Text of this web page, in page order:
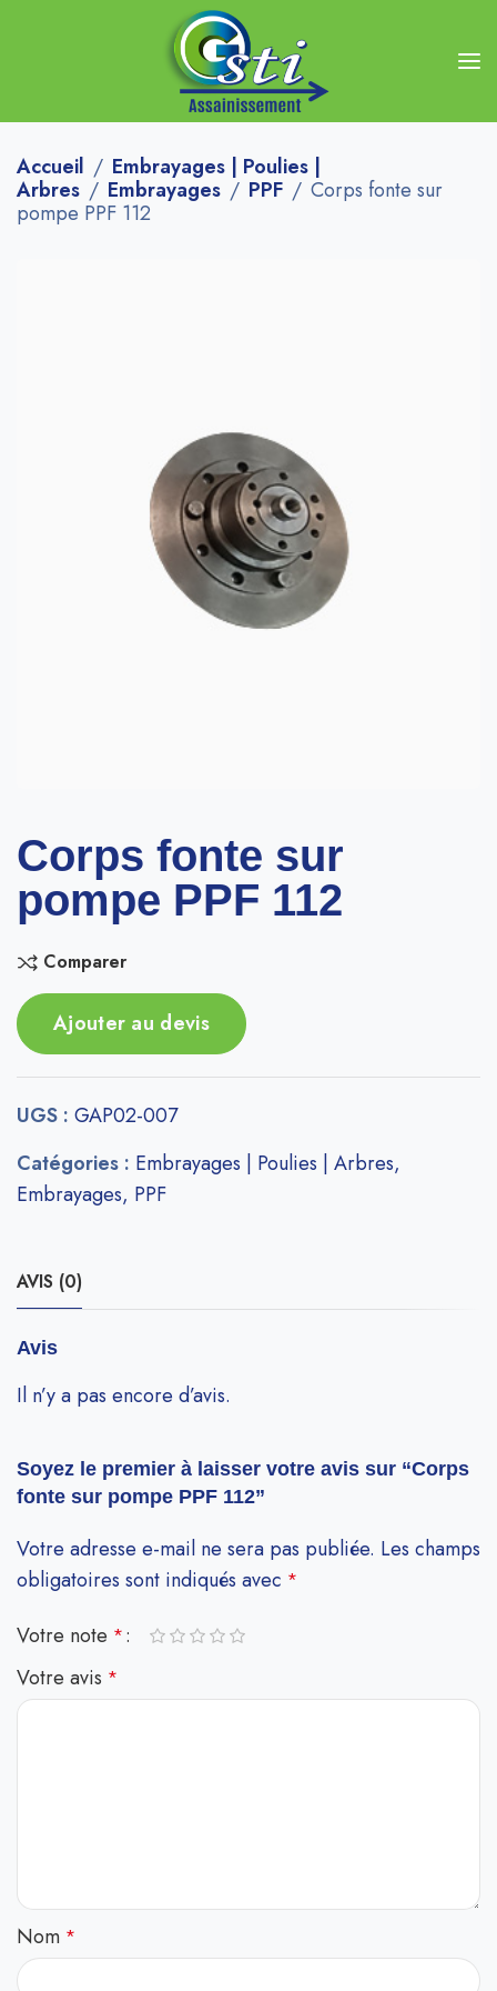
Accueil
Embrayages | Poulies |
Arbres
Embrayages PPF
Corps fonte sur
pompe PPF 112
Corps fonte sur
pompe PPF 112
Comparer
Ajouter au devis
UGS : GAP02-007
Catégories : Embrayages | Poulies | Arbres,
Embrayages, PPF
AVIS (0)
Avis
Il n’y a pas encore d’avis.
Soyez le premier à laisser votre avis sur “Corps
fonte sur pompe PPF 112”
Votre adresse e-mail ne sera pas publiée. Les champs
obligatoires sont indiqués avec *
Votre note *
Votre avis *
Nom *